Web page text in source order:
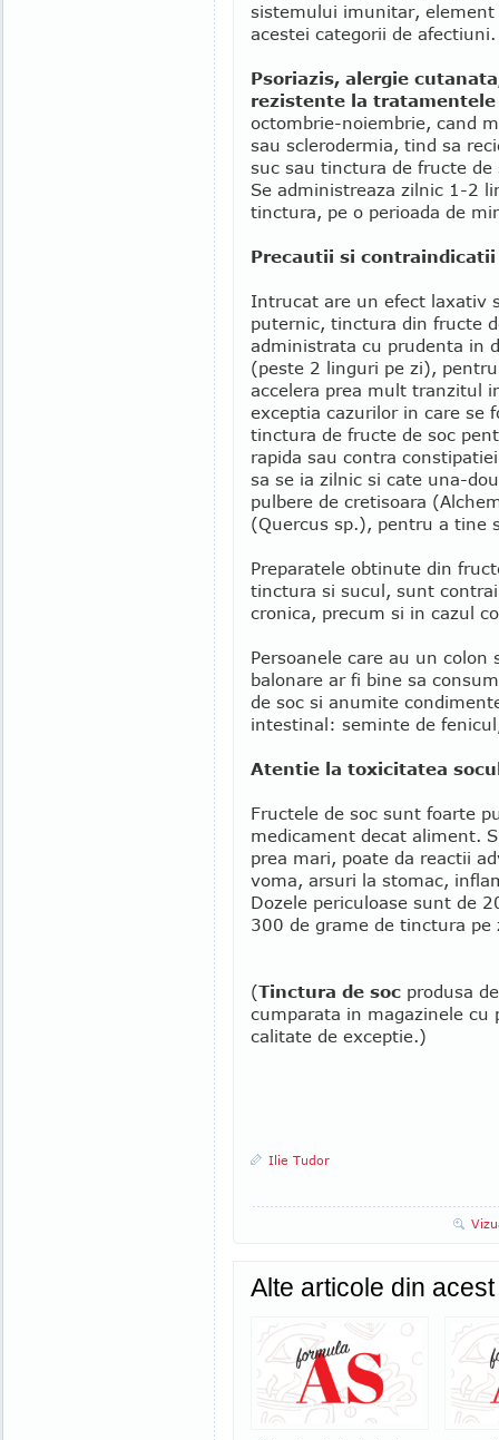
sistemului imunitar,
acestei categorii de afectiuni.
Psoriazis, alergie
rezistente la tratamentele
octombrie-noiembrie, cand
sau sclerodermia, tind sa
suc sau tinctura de fructe
Se administreaza zilnic 1-2
tinctura, pe o perioada de
Precautii si contraindicatii
Intrucat are un efect laxativ
puternic, tinctura din fructe
administrata cu prudenta in
(peste 2 linguri pe zi),
accelera prea mult tranzitul
exceptia cazurilor in care se
tinctura de fructe de soc
rapida sau contra
sa se ia zilnic si cate una-
pulbere de cretisoara
(Quercus sp.), pentru a tine
Preparatele obtinute din
tinctura si sucul, sunt
cronica, precum si in cazul
Persoanele care au un
balonare ar fi bine sa
de soc si anumite
intestinal: seminte de
Atentie la toxicitatea
Fructele de soc sunt foarte
medicament decat aliment.
prea mari, poate da reactii
voma, arsuri la stomac,
Dozele periculoase sunt de
300 de grame de tinctura pe
(Tinctura de soc produsa
cumparata in magazinele cu
calitate de exceptie.)
Ilie Tudor
Alte articole din